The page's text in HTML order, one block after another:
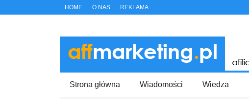
HOME O NAS REKLAMA
Strona główna Wiadomości Wiedza